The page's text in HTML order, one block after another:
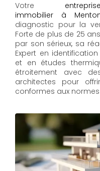
Votre
immobilier à
diagnostic pour la
Forte de plus de 25
par son sérieux, sa
Expert en
et en études
étroitement avec
architectes pour
conformes aux